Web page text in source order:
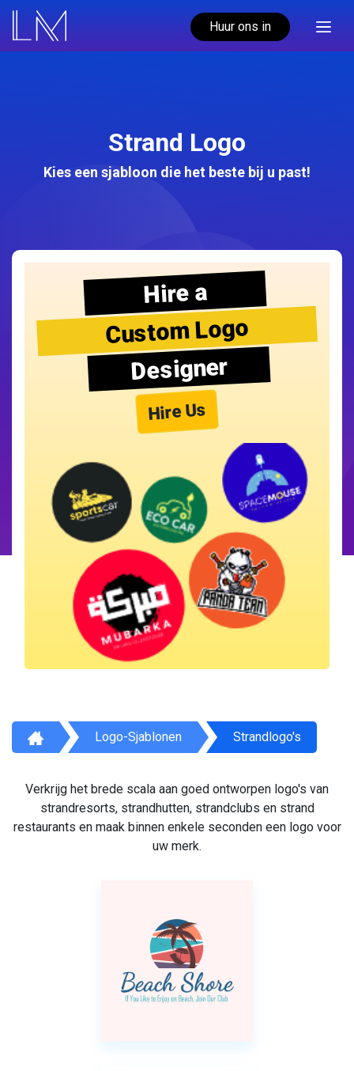
Huur ons in
Strand Logo
Kies een sjabloon die het beste bij u past!
Hire a
Custom Logo
Designer
Hire Us
Logo-Sjablonen Strandlogo's
Verkrijg het brede scala aan goed ontworpen logo's van
strandresorts, strandhutten, strandclubs en strand
restaurants en maak binnen enkele seconden een logo voor
uw merk.